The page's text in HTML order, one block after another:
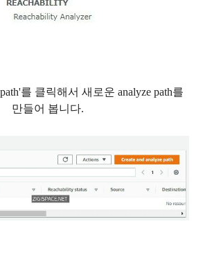
path'를 클릭해서 새로운 analyze path를
만들어 봅니다.